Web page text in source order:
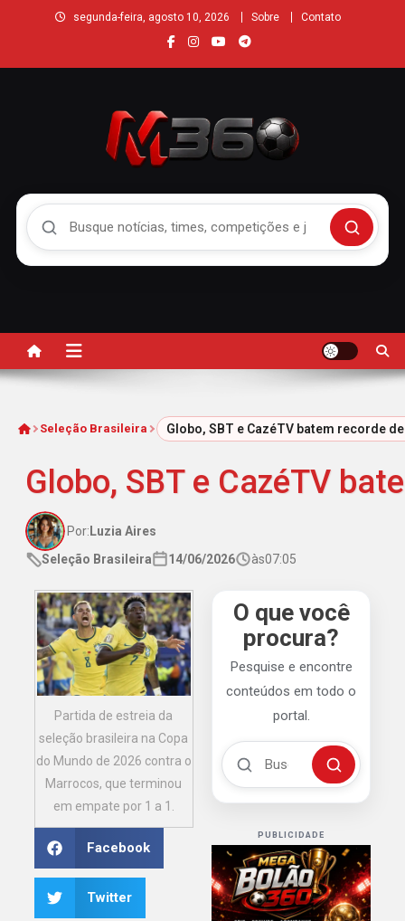
segunda-feira, agosto 10, 2026 Sobre Contato
Buscar
InícioSeleção Brasileira Globo, SBT e CazéTV batem recorde
Globo, SBT e CazéTV
Por: Luzia Aires
Seleção Brasileira
14/06/2026 às07:05
Partida de estreia da
seleção brasileira na Copa
do Mundo de 2026 contra o
Marrocos, que terminou
em empate por 1 a 1.
Facebook
Twitter
O que você
procura?
Pesquise e encontre
conteúdos em todo o
portal.
Buscar no Mengão 360
Buscar
PUBLICIDADE